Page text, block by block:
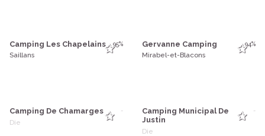
95%
Camping Les Chapelains
Saillans
94%
Gervanne Camping
Mirabel-et-Blacons
-
Camping De Chamarges
Die
-
Camping Municipal De
Justin
Die